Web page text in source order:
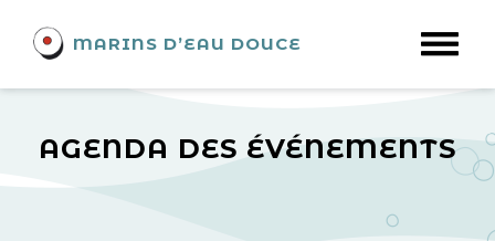
MARINS D’EAU DOUCE
AGENDA DES ÉVÉNEMENTS